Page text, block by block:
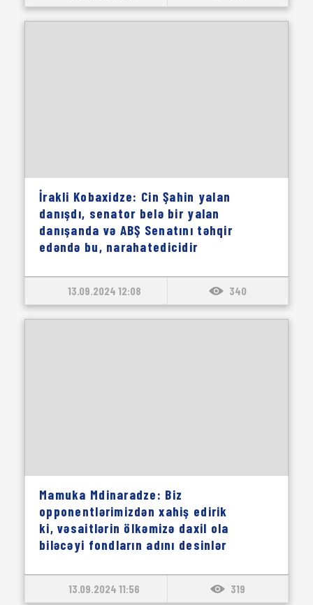
İrakli Kobaxidze: Cin Şahin yalan
danışdı, senator belə bir yalan
danışanda və ABŞ Senatını təhqir
edəndə bu, narahatedicidir
13.09.2024 12:08 340
Mamuka Mdinaradze: Biz
opponentlərimizdən xahiş edirik
ki, vəsaitlərin ölkəmizə daxil ola
biləcəyi fondların adını desinlər
13.09.2024 11:56 319